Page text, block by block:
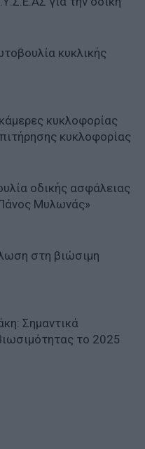
κυκλικής
κυκλοφορίας
κυκλοφορίας
οδικής ασφάλειας
Μυλωνάς»
στη βιώσιμη
Σημαντικά
το 2025